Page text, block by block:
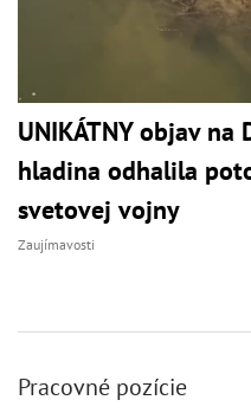
UNIKÁTNY objav na
hladina odhalila
svetovej vojny
Zaujímavosti
Pracovné pozície